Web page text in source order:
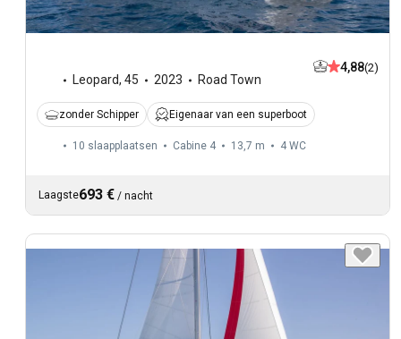
Leopard, 45 2023 Road Town
4,88(2)
zonder Schipper Eigenaar van een superboot
10 slaapplaatsen Cabine 4 13,7 m 4 WC
Laagste693 € / nacht